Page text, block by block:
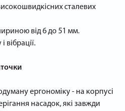
сталевих
від 6 до 51 мм.
вібрації.
ергономіку - на корпусі
насадок, які завжди